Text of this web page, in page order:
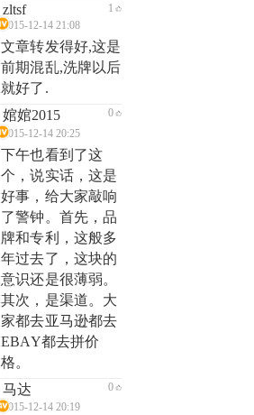
zltsf
2015-12-14 21:08
1
文章转发得好,这是
前期混乱,洗牌以后
就好了.
婠婠2015
2015-12-14 20:25
0
下午也看到了这
个，说实话，这是
好事，给大家敲响
了警钟。首先，品
牌和专利，这般多
年过去了，这块的
意识还是很薄弱。
其次，是渠道。大
家都去亚马逊都去
EBAY都去拼价
格。
马达
2015-12-14 20:19
0